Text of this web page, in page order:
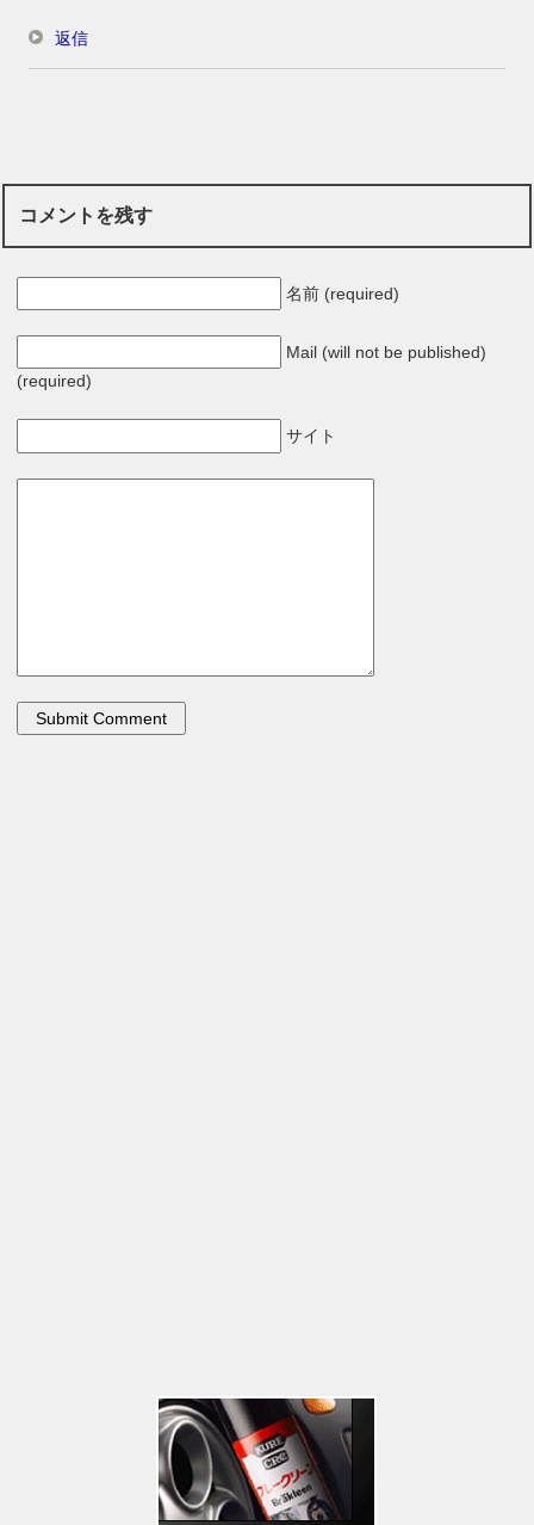
返信
コメントを残す
名前 (required)
Mail (will not be published)
(required)
サイト